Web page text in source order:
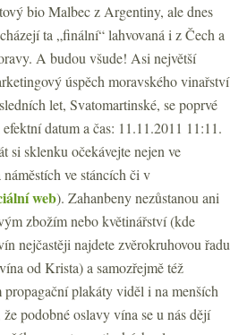
bio Malbec z Argentiny, ale dnes
ta „finální“ lahvovaná i z Čech a
A budou všude! Asi největší
úspěch moravského vinařství
let, Svatomartinské, se poprvé
datum a čas: 11.11.2011 11:11.
si sklenku očekávejte nejen ve
ve stáncích či v
web). Zahanbeny nezůstanou ani
zbožím nebo květinářství (kde
nejčastěji najdete zvěrokruhovou řadu
od Krista) a samozřejmě též
propagační plakáty viděl i na menších
podobné oslavy vína se u nás dějí